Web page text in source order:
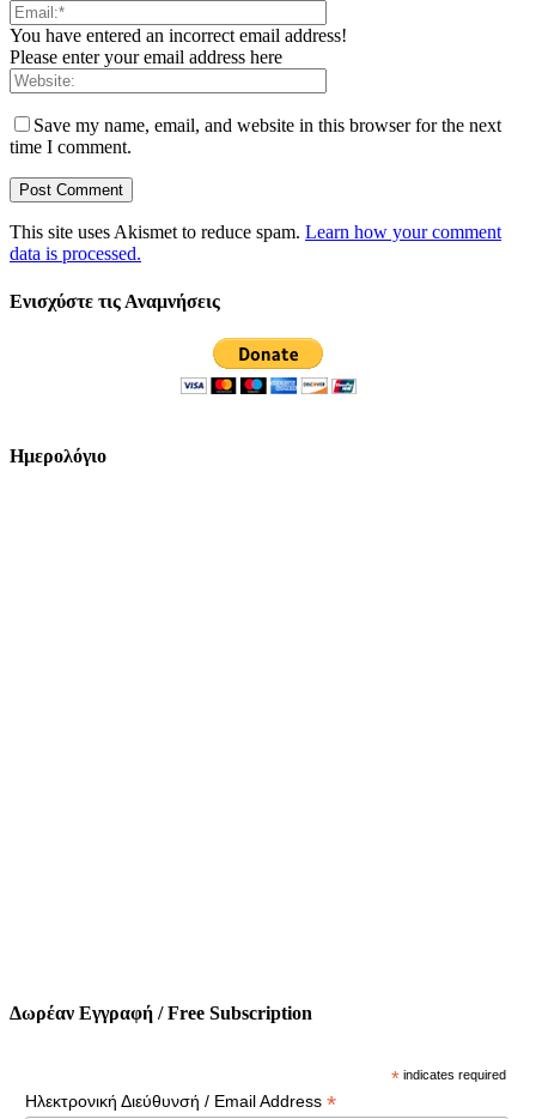
You have entered an incorrect email address!
Please enter your email address here
Save my name, email, and website in this browser for the next
time I comment.
This site uses Akismet to reduce spam. Learn how your comment
data is processed.
Ενισχύστε τις Αναμνήσεις
Ημερολόγιο
Δωρέαν Εγγραφή / Free Subscription
* indicates required
Ηλεκτρονική Διεύθυνσή / Email Address *